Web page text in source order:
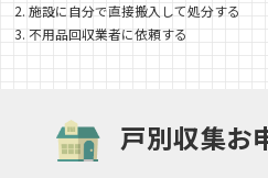
2. 施設に自分で直接搬入して処分する
3. 不用品回収業者に依頼する
戸別収集お